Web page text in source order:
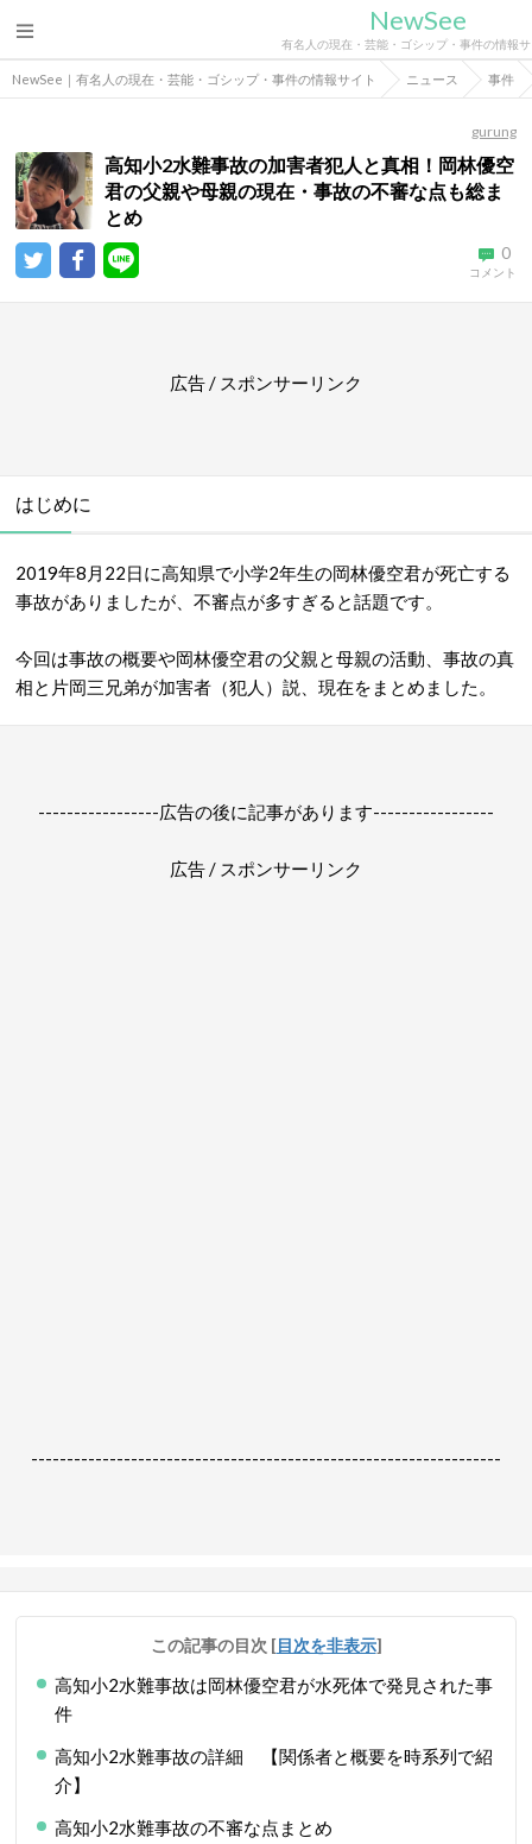
NewSee
有名人の現在・芸能・ゴシップ・事件の情報
NewSee｜有名人の現在・芸能・ゴシップ・事件の情報サイト ニュース 事件
gurung
高知小2水難事故の加害者犯人と真相！岡林優空
君の父親や母親の現在・事故の不審な点も総ま
とめ
0
コメント
広告 / スポンサーリンク
はじめに
2019年8月22日に高知県で小学2年生の岡林優空君が死亡する
事故がありましたが、不審点が多すぎると話題です。
今回は事故の概要や岡林優空君の父親と母親の活動、事故の真
相と片岡三兄弟が加害者（犯人）説、現在をまとめました。
-----------------広告の後に記事があります-----------------
広告 / スポンサーリンク
------------------------------------------------------------------
この記事の目次 [目次を非表示]
高知小2水難事故は岡林優空君が水死体で発見された事
件
高知小2水難事故の詳細 【関係者と概要を時系列で紹
介】
高知小2水難事故の不審な点まとめ